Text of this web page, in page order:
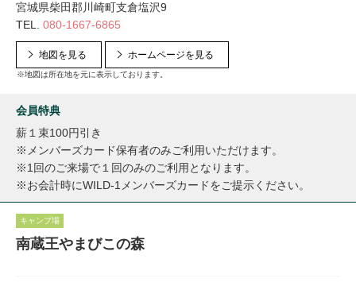
宮城県柴田郡川崎町支倉塩沢9
TEL. 080-1667-6865
地図を見る
※地図は所在地を元に表示しております。
ホームページを見る
会員特典
薪１束100円引き
※メンバーズカード保有者のみご利用いただけます。
※1回のご来場で１回のみのご利用となります。
※お会計時にWILD-1メンバーズカードをご提示ください。
キャンプ場
南蔵王やまびこの森